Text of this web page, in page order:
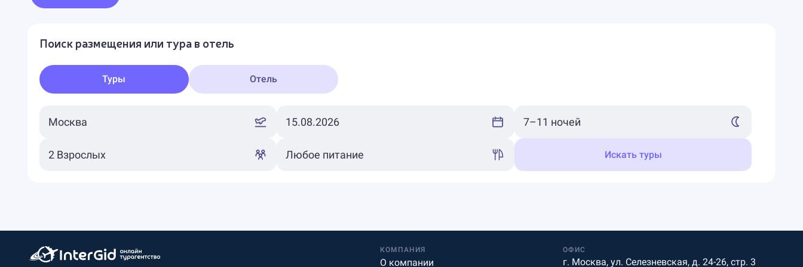
Поиск размещения или тура в отель
Туры Отель
Искать туры
КОМПАНИЯ
О компании
ОФИС
г. Москва, ул. Селезневская, д. 24-26, стр. 3